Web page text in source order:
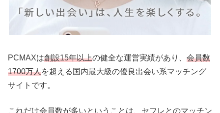
PCMAXは創設15年以上の健全な運営実績があり、 会員数
1700万人を超える国内最大級の優良出会い系マッチング
サイトです。
これだけ会員数が多いということは、セフレとのマッチン